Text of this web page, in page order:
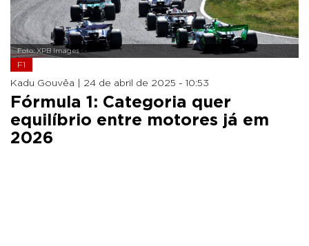
Foto: XPB Images
F1
Kadu Gouvêa | 24 de abril de 2025 - 10:53
Fórmula 1: Categoria quer
equilíbrio entre motores já em
2026